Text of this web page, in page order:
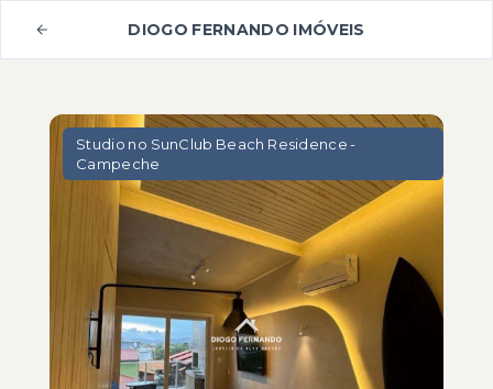
DIOGO FERNANDO IMÓVEIS
Studio no SunClub Beach Residence -
Campeche